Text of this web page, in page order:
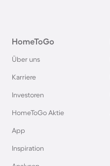
HomeToGo
Über uns
Karriere
Investoren
HomeToGo Aktie
App
Inspiration